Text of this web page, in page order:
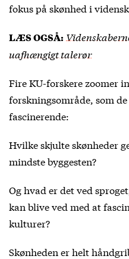
fokus på skønhed i
LÆS OGSÅ:
uafhængigt talerør
Fire KU-forskere zoomer
forskningsområde, som
fascinerende:
Hvilke skjulte skønheder
mindste byggesten?
Og hvad er det ved
kan blive ved med at
kulturer?
Skønheden er helt